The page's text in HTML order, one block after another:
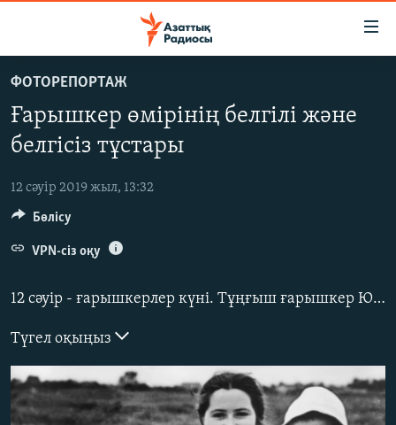
main
content
to
Navigation
Skip
Search
САЯСАТ
AZATTYQTV
ҚАҢТАР ОҚИҒАСЫ
АДАМ ҚҰҚЫҚТАРЫ
ӘЛЕУМЕТ
Русский
ЖАЗЫЛЫҢЫЗ
ФОТОРЕПОРТАЖ
Ғарышкер өмірінің белгілі және
белгісіз тұстары
12 сәуір 2019 жыл, 13:32
12 сәуір - ғарышкерлер күні. Тұңғыш ғарышкер Юрий Гагарин Қазақстанның оңтүстік-батысындағы Байқоңыр айлағынан 1961 жылы 12 сәуірде тұңғыш рет ғарышқа көтерілген.
Түгел оқыңыз
Бөлісу
VPN-сіз оқу